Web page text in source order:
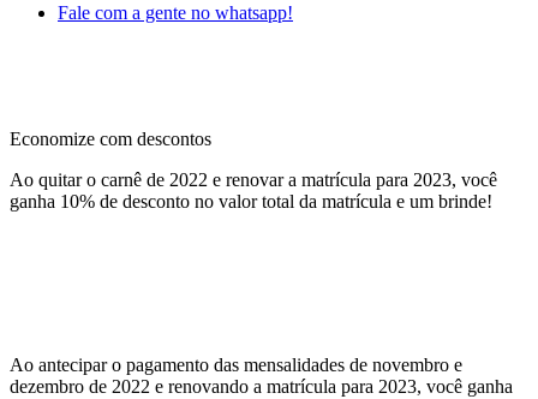
Fale com a gente no whatsapp!
Economize com descontos
Ao quitar o carnê de 2022 e renovar a matrícula para 2023, você
ganha 10% de desconto no valor total da matrícula e um brinde!
Ao antecipar o pagamento das mensalidades de novembro e
dezembro de 2022 e renovando a matrícula para 2023, você ganha